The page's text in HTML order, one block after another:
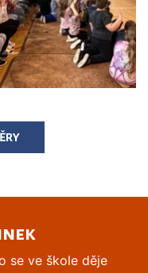
se ve škole děje